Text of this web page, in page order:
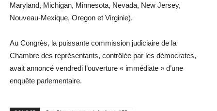
Maryland, Michigan, Minnesota, Nevada, New Jersey,
Nouveau-Mexique, Oregon et Virginie).
Au Congrès, la puissante commission judiciaire de la
Chambre des représentants, contrôlée par les démocrates,
avait annoncé vendredi l’ouverture « immédiate » d’une
enquête parlementaire.